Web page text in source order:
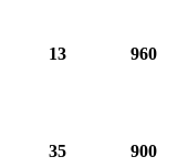
13 960
35 900